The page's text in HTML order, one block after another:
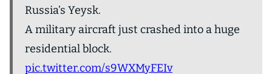
Russia’s Yeysk.
A military aircraft just crashed into a huge
residential block.
pic.twitter.com/s9WXMyFEIv